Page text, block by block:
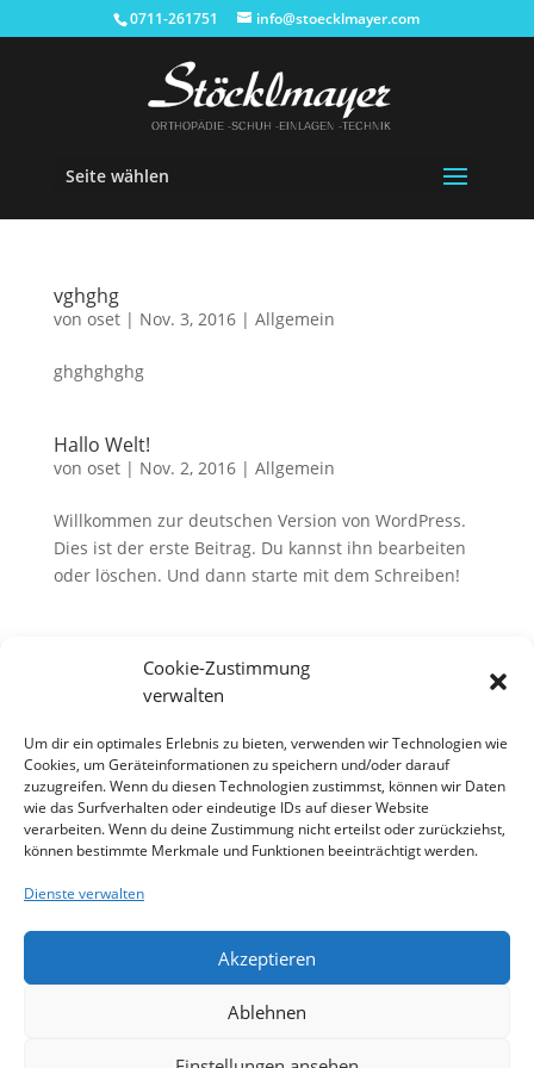
Cookie-Zustimmung
verwalten
Um dir ein optimales Erlebnis zu bieten, verwenden wir Technologien wie
Cookies, um Geräteinformationen zu speichern und/oder darauf
zuzugreifen. Wenn du diesen Technologien zustimmst, können wir Daten
wie das Surfverhalten oder eindeutige IDs auf dieser Website
verarbeiten. Wenn du deine Zustimmung nicht erteilst oder zurückziehst,
können bestimmte Merkmale und Funktionen beeinträchtigt werden.
Dienste verwalten
Akzeptieren
Ablehnen
0711-261751 info@stoecklmayer.com
Seite wählen
vghghg
von oset| Nov. 3, 2016| Allgemein
ghghghghg
Hallo Welt!
von oset| Nov. 2, 2016| Allgemein
Willkommen zur deutschen Version von WordPress.
Dies ist der erste Beitrag. Du kannst ihn bearbeiten
oder löschen. Und dann starte mit dem Schreiben!
Telefonische Terminvereinbarung
Tel.: 0711-261751
Datenschutzerklärung
Cookie-Richtlinie (EU)
Stöcklmayer Orthopädie Schuh und Einlagen-